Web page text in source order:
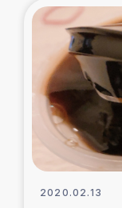
タ
漁
レバノン
2020.02.13